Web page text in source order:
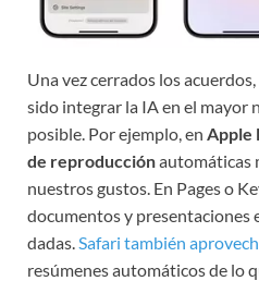
Una vez cerrados los
sido integrar la IA en el mayor
posible. Por ejemplo, en Apple
de reproducciónautomáticas
nuestros gustos. En Pages o
documentos y presentaciones
dadas. Safari también
resúmenes automáticos de lo